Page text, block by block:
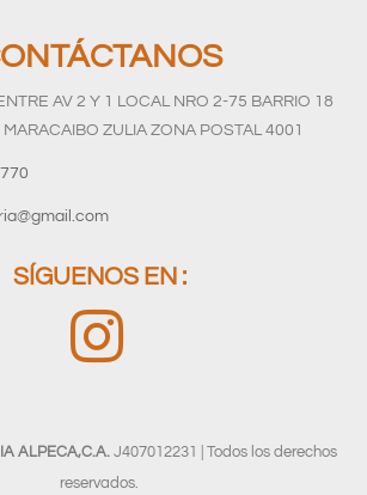
AV 2 Y 1 LOCAL NRO 2-75 BARRIO 18
ZULIA ZONA POSTAL 4001
SÍGUENOS EN :
ALPECA,C.A.J407012231 | Todos los derechos
reservados.